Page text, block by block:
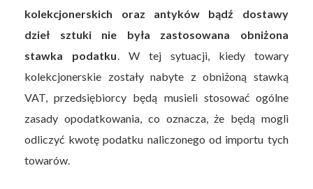
kolekcjonerskich oraz antyków bądź dostawy
dzieł sztuki nie była zastosowana obniżona
stawka podatku . W tej sytuacji, kiedy towary
kolekcjonerskie zostały nabyte z obniżoną stawką
VAT, przedsiębiorcy będą musieli stosować ogólne
zasady opodatkowania, co oznacza, że będą mogli
odliczyć kwotę podatku naliczonego od importu tych
towarów.